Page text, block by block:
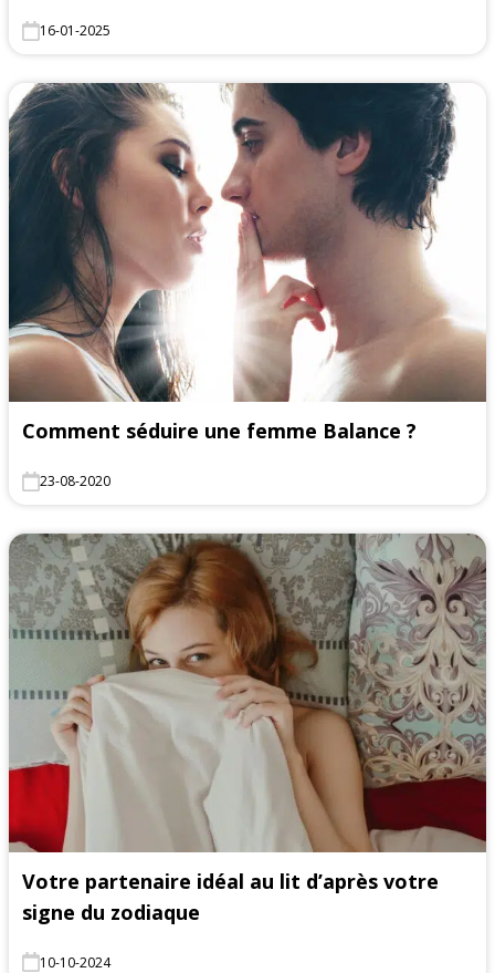
16-01-2025
Comment séduire une femme Balance ?
23-08-2020
Votre partenaire idéal au lit d’après votre
signe du zodiaque
10-10-2024